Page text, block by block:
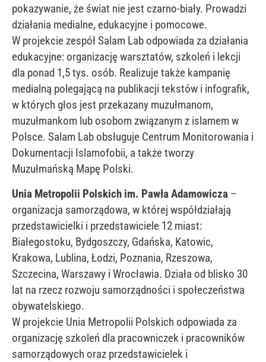
pokazywanie, że świat nie jest czarno-biały. Prowadzi
działania medialne, edukacyjne i pomocowe.
W projekcie zespół Salam Lab odpowiada za działania
edukacyjne: organizację warsztatów, szkoleń i lekcji
dla ponad 1,5 tys. osób. Realizuje także kampanię
medialną polegającą na publikacji tekstów i infografik,
w których głos jest przekazany muzułmanom,
muzułmankom lub osobom związanym z islamem w
Polsce. Salam Lab obsługuje Centrum Monitorowania i
Dokumentacji Islamofobii, a także tworzy
Muzułmańską Mapę Polski.
Unia Metropolii Polskich im. Pawła Adamowicza –
organizacja samorządowa, w której współdziałają
przedstawicielki i przedstawiciele 12 miast:
Białegostoku, Bydgoszczy, Gdańska, Katowic,
Krakowa, Lublina, Łodzi, Poznania, Rzeszowa,
Szczecina, Warszawy i Wrocławia. Działa od blisko 30
lat na rzecz rozwoju samorządności i społeczeństwa
obywatelskiego.
W projekcie Unia Metropolii Polskich odpowiada za
organizację szkoleń dla pracowniczek i pracowników
samorządowych oraz przedstawicielek i